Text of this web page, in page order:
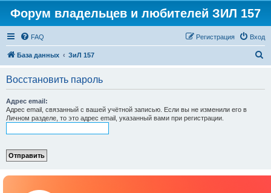
Форум владельцев и любителей ЗИЛ 157
FAQ Вход
Регистрация
База данных ЗиЛ 157
Восстановить пароль
Адрес email:
Адрес email, связанный с вашей учётной записью. Если вы не изменили его в
Личном разделе, то это адрес email, указанный вами при регистрации.